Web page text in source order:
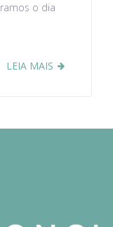
o dia
LEIA MAIS